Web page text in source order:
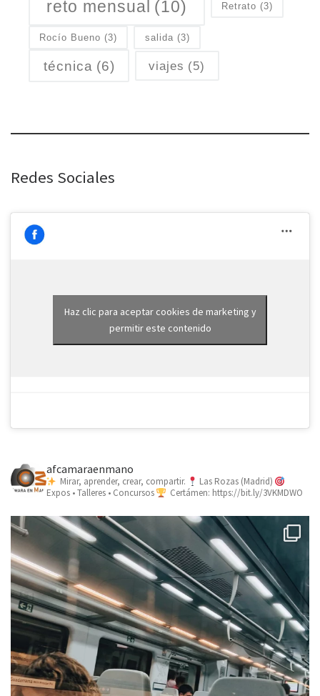
reto mensual (10) Retrato (3)
Rocío Bueno (3) salida (3)
técnica (6) viajes (5)
Redes Sociales
Haz clic para aceptar cookies de marketing y
permitir este contenido
afcamaraenmano
Mirar, aprender, crear, compartir.
Las Rozas (Madrid)
Expos • Talleres • Concursos
Certámen: https://bit.ly/3VKMDWO